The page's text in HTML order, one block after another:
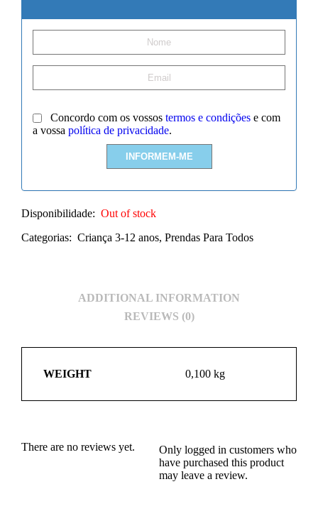
Concordo com os vossos termos e condições e com
a vossa política de privacidade.
Disponibilidade: Out of stock
Categorias: Criança 3-12 anos, Prendas Para Todos
ADDITIONAL INFORMATION
REVIEWS (0)
WEIGHT 0,100 kg
There are no reviews yet.
Only logged in customers who
have purchased this product
may leave a review.